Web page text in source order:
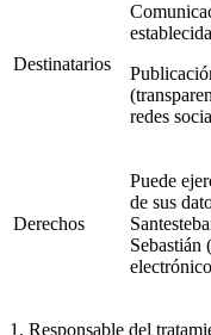
Destinatarios
redes
Derechos
Puede
de sus
1. Responsable del